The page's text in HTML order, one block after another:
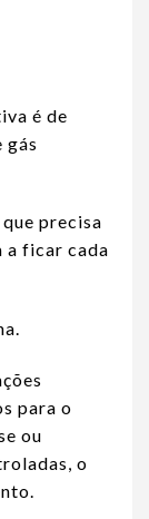
é de
gás
precisa
a ficar cada
para o
ou
o